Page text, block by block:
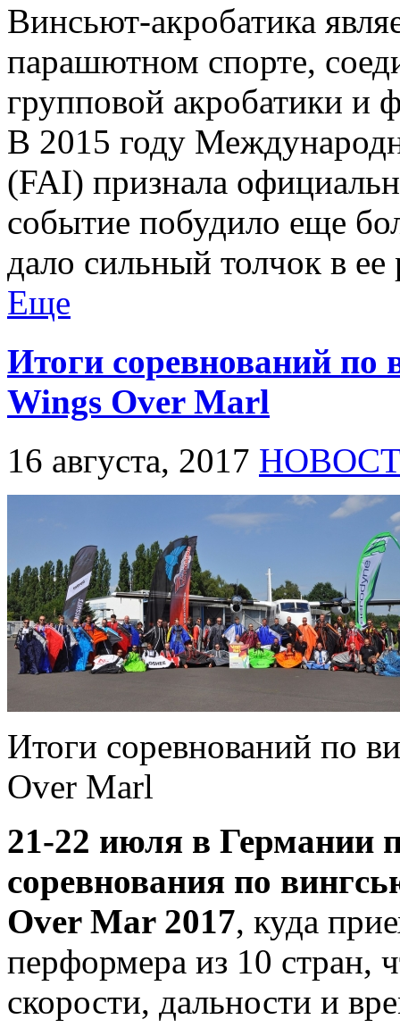
Винсьют-акробатика
парашютном спорте,
групповой акробатики и
В 2015 году
(FAI) признала
событие побудило еще
дало сильный толчок в
Еще
Итоги соревнований
Wings Over Marl
16 августа, 2017
Итоги соревнований по
Over Marl
21-22 июля в Германии
соревнования по
Over Mar 2017, куда
перформера из 10 стран,
скорости, дальности и